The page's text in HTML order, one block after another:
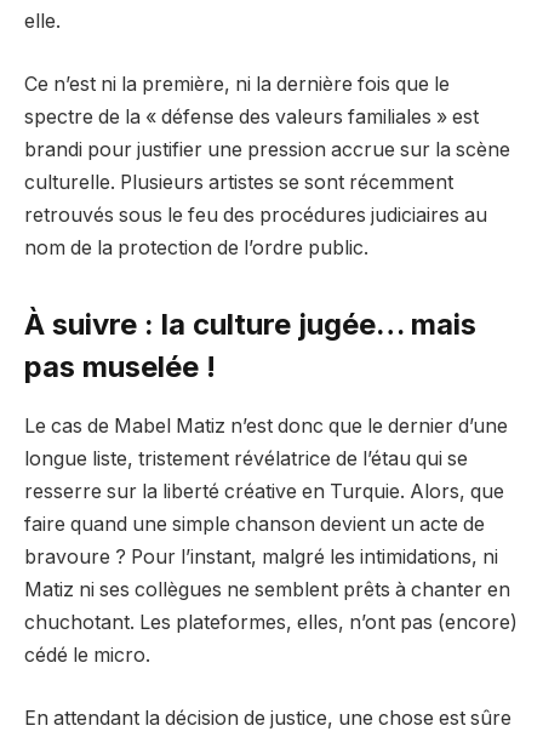
elle.
Ce n’est ni la première, ni la dernière fois que le
spectre de la « défense des valeurs familiales » est
brandi pour justifier une pression accrue sur la scène
culturelle. Plusieurs artistes se sont récemment
retrouvés sous le feu des procédures judiciaires au
nom de la protection de l’ordre public.
À suivre : la culture jugée… mais
pas muselée !
Le cas de Mabel Matiz n’est donc que le dernier d’une
longue liste, tristement révélatrice de l’étau qui se
resserre sur la liberté créative en Turquie. Alors, que
faire quand une simple chanson devient un acte de
bravoure ? Pour l’instant, malgré les intimidations, ni
Matiz ni ses collègues ne semblent prêts à chanter en
chuchotant. Les plateformes, elles, n’ont pas (encore)
cédé le micro.
En attendant la décision de justice, une chose est sûre